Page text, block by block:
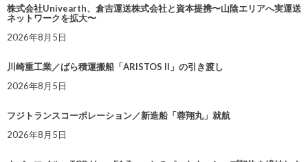
株式会社Univearth、倉吉運送株式会社と資本提携〜山陰エリアへ実運送
ネットワークを拡大〜
2026年8月5日
川崎重工業／ばら積運搬船「ARISTOS II」の引き渡し
2026年8月5日
フジトランスコーポレーション／新造船「蓉翔丸」就航
2026年8月5日